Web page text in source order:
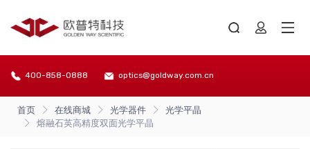
400-858-0888 optics@goldway.com.cn
首页 在线商城 光学器件
光学平晶
熔融石英高精度双面光学平晶